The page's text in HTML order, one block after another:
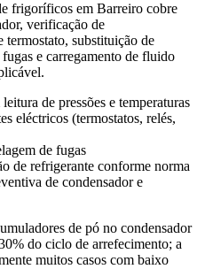
frigoríficos em Barreiro cobre
verificação de
termostato, substituição de
e carregamento de fluido
de pressões e temperaturas
eléctricos (termostatos, relés,
de fugas
de refrigerante conforme norma
de condensador e
de pó no condensador
do ciclo de arrefecimento; a
muitos casos com baixo